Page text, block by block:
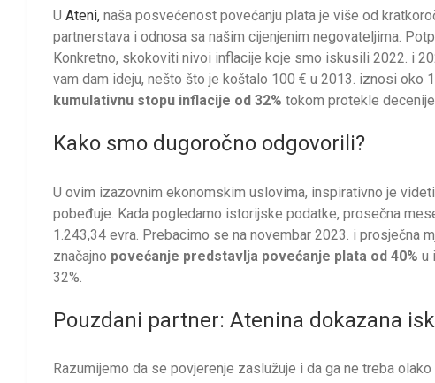
U Ateni, naša posvećenost povećanju plata je više od
partnerstava i odnosa sa našim cijenjenim negovateljima.
Konkretno, skokoviti nivoi inflacije koje smo iskusili 2022. i
vam dam ideju, nešto što je koštalo 100 € u 2013. iznosi oko
kumulativnu stopu inflacije od 32% tokom protekle
Kako smo dugoročno odgovorili?
U ovim izazovnim ekonomskim uslovima, inspirativno je
pobeđuje. Kada pogledamo istorijske podatke, prosečna
1.243,34 evra. Prebacimo se na novembar 2023. i prosječna
značajno povećanje predstavlja povećanje plata od 40% u
32%.
Pouzdani partner: Atenina dokazana
Razumijemo da se povjerenje zaslužuje i da ga ne treba